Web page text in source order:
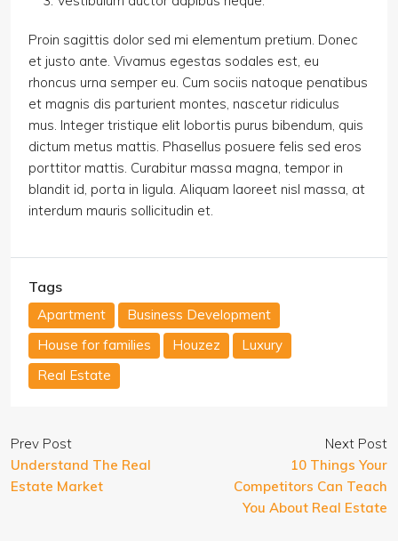
Proin sagittis dolor sed mi elementum pretium. Donec
et justo ante. Vivamus egestas sodales est, eu
rhoncus urna semper eu. Cum sociis natoque penatibus
et magnis dis parturient montes, nascetur ridiculus
mus. Integer tristique elit lobortis purus bibendum, quis
dictum metus mattis. Phasellus posuere felis sed eros
porttitor mattis. Curabitur massa magna, tempor in
blandit id, porta in ligula. Aliquam laoreet nisl massa, at
interdum mauris sollicitudin et.
Tags
Apartment
Business Development
House for families
Houzez
Luxury
Real Estate
Prev Post
Understand The Real
Estate Market
Next Post
10 Things Your
Competitors Can Teach
You About Real Estate